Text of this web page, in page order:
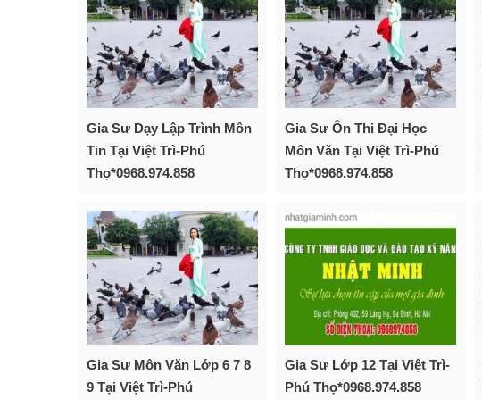
Gia Sư Dạy Lập Trình Môn
Tin Tại Việt Trì-Phú
Thọ*0968.974.858
Gia Sư Ôn Thi Đại Học
Môn Văn Tại Việt Trì-Phú
Thọ*0968.974.858
Gia Sư Môn Văn Lớp 6 7 8
9 Tại Việt Trì-Phú
Gia Sư Lớp 12 Tại Việt Trì-
Phú Thọ*0968.974.858